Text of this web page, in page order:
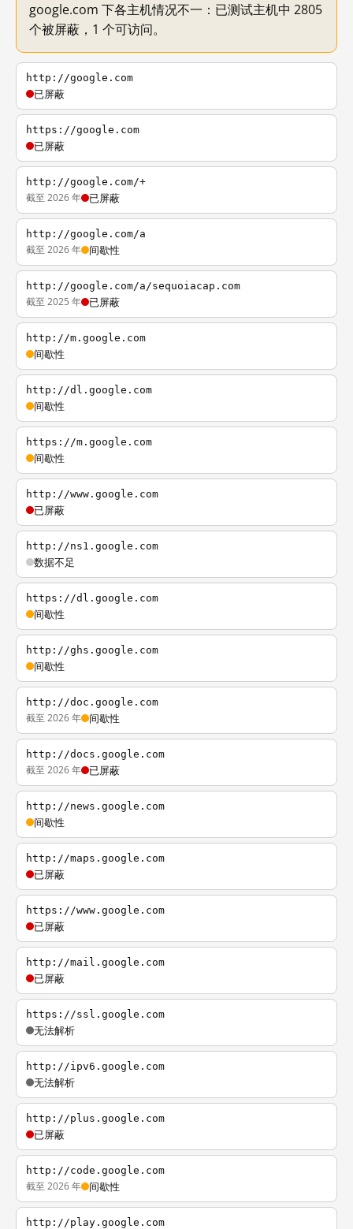
google.com 下各主机情况不一：已测试主机中 2805
个被屏蔽，1 个可访问。
http://google.com
已屏蔽
https://google.com
已屏蔽
http://google.com/+
截至 2026 年 已屏蔽
http://google.com/a
截至 2026 年 间歇性
http://google.com/a/sequoiacap.com
截至 2025 年 已屏蔽
http://m.google.com
间歇性
http://dl.google.com
间歇性
https://m.google.com
间歇性
http://www.google.com
已屏蔽
http://ns1.google.com
数据不足
https://dl.google.com
间歇性
http://ghs.google.com
间歇性
http://doc.google.com
截至 2026 年 间歇性
http://docs.google.com
截至 2026 年 已屏蔽
http://news.google.com
间歇性
http://maps.google.com
已屏蔽
https://www.google.com
已屏蔽
http://mail.google.com
已屏蔽
https://ssl.google.com
无法解析
http://ipv6.google.com
无法解析
http://plus.google.com
已屏蔽
http://code.google.com
截至 2026 年 间歇性
http://play.google.com